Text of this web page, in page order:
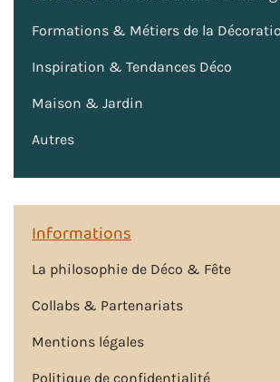
Formations & Métiers de la
Inspiration & Tendances Déco
Maison & Jardin
Autres
Informations
La philosophie de Déco & Fête
Collabs & Partenariats
Mentions légales
Politique de confidentialité